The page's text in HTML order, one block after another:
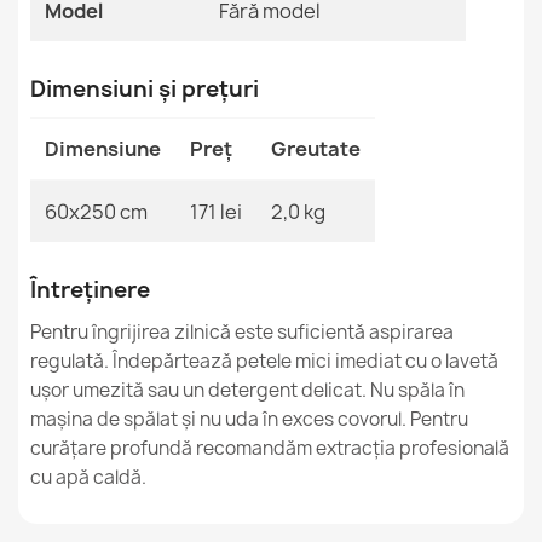
CLASA 2
379,90 lej
Covor TIMO rotund SZNURKOWY SIZAL outdoor cadru
negru - 2 CALITATE
490,90 lej
Model Fără model
Dimensiuni și prețuri
Dimensiune Preț Greutate
60x250 cm 171 lei 2,0 kg
Întreținere
Pentru îngrijirea zilnică este suficientă aspirarea
regulată. Îndepărtează petele mici imediat cu o lavetă
ușor umezită sau un detergent delicat. Nu spăla în
mașina de spălat și nu uda în exces covorul. Pentru
curățare profundă recomandăm extracția profesională
cu apă caldă.